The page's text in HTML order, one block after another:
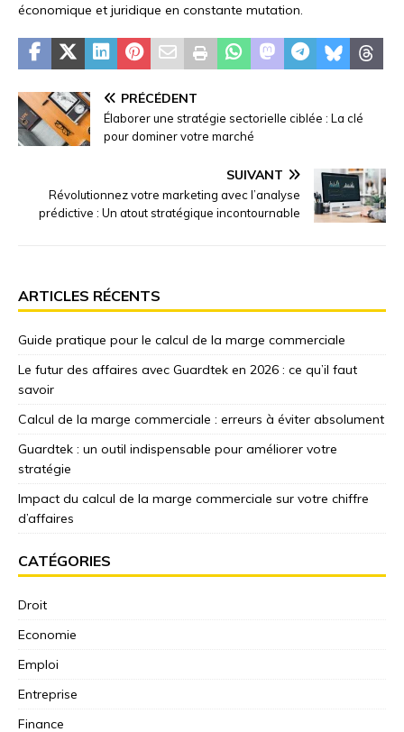
économique et juridique en constante mutation.
PRÉCÉDENT
Élaborer une stratégie sectorielle ciblée : La clé
pour dominer votre marché
SUIVANT
Révolutionnez votre marketing avec l’analyse
prédictive : Un atout stratégique incontournable
ARTICLES RÉCENTS
Guide pratique pour le calcul de la marge commerciale
Le futur des affaires avec Guardtek en 2026 : ce qu’il faut
savoir
Calcul de la marge commerciale : erreurs à éviter absolument
Guardtek : un outil indispensable pour améliorer votre
stratégie
Impact du calcul de la marge commerciale sur votre chiffre
d’affaires
CATÉGORIES
Droit
Economie
Emploi
Entreprise
Finance